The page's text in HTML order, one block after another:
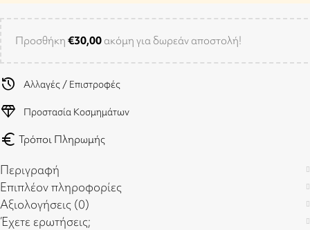
Προσθήκη €30,00 ακόμη για δωρεάν αποστολή!
history Αλλαγές / Επιστροφές
diamond Προστασία Κοσμημάτων
euro Τρόποι Πληρωμής
Περιγραφή
Επιπλέον πληροφορίες
Αξιολογήσεις (0)
Έχετε ερωτήσεις;